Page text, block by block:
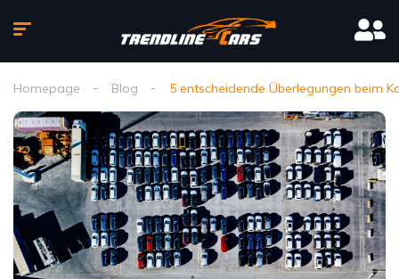
Homepage Blog 5 entscheidende Überlegungen beim